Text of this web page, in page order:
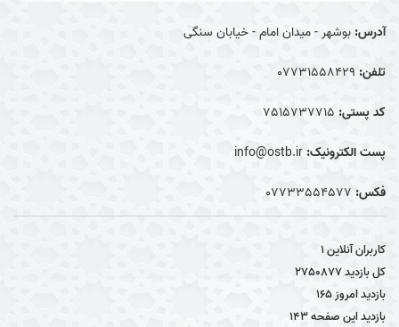
آدرس: بوشهر - میدان امام - خیابان سنگی
تلفن: 07731558429
کد پستی: 7515737715
پست الکترونیک: info@ostb.ir
فکس: 07733554577
کاربران آنلاین1
کل بازدید2750877
بازدید امروز165
بازدید این صفحه143